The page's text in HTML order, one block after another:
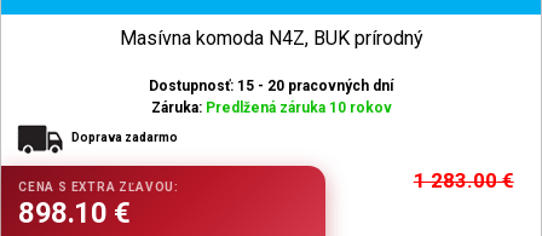
Masívna komoda N4Z, BUK prírodný
Dostupnosť: 15 - 20 pracovných dní
Záruka: Predlžená záruka 10 rokov
Doprava zadarmo
1 283.00€